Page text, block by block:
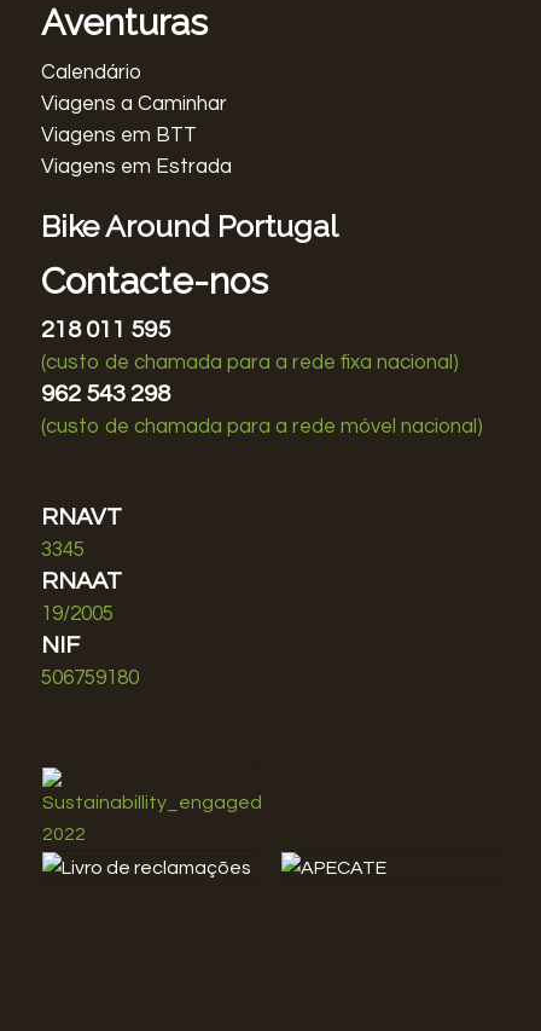
Aventuras
Calendário
Viagens a Caminhar
Viagens em BTT
Viagens em Estrada
Bike Around Portugal
Contacte-nos
218 011 595
(custo de chamada para a rede fixa nacional)
962 543 298
(custo de chamada para a rede móvel nacional)
RNAVT
3345
RNAAT
19/2005
NIF
506759180